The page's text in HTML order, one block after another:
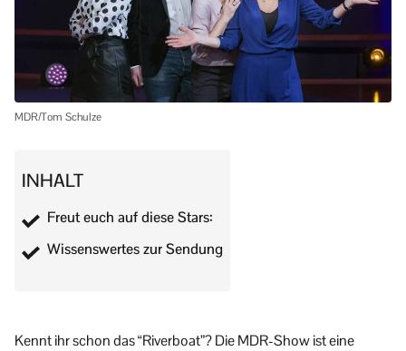
MDR/Tom Schulze
INHALT
Freut euch auf diese Stars:
Wissenswertes zur Sendung
Kennt ihr schon das “Riverboat”? Die MDR-Show ist eine